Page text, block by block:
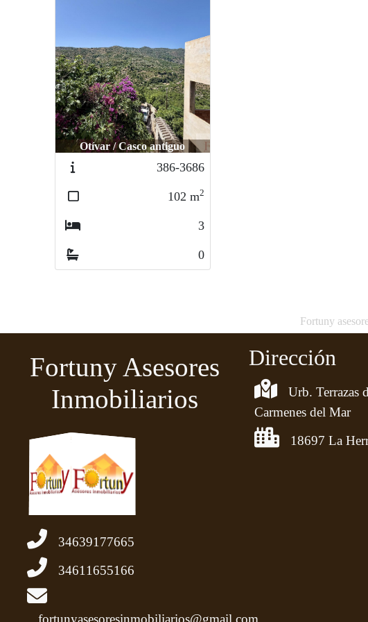
Otívar / Casco antiguo
386-3686
102 m2
3
0
Fortuny
Fortuny Asesores
Inmobiliarios
34639177665
34611655166
fortunyasesoresinmobiliarios@gmail.com
Dirección
Urb. Terrazas
Carmenes del Mar
18697 La